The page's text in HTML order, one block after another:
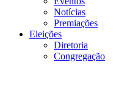
Notícias
Premiações
Eleições
Diretoria
Congregação